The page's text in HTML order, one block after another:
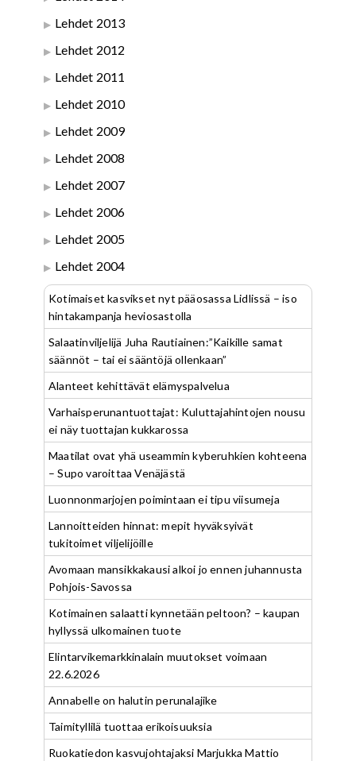
Lehdet 2013
Lehdet 2012
Lehdet 2011
Lehdet 2010
Lehdet 2009
Lehdet 2008
Lehdet 2007
Lehdet 2006
Lehdet 2005
Lehdet 2004
Kotimaiset kasvikset nyt pääosassa Lidlissä – iso
hintakampanja heviosastolla
Salaatinviljelijä Juha Rautiainen:”Kaikille samat
säännöt – tai ei sääntöjä ollenkaan”
Alanteet kehittävät elämyspalvelua
Varhaisperunantuottajat: Kuluttajahintojen nousu
ei näy tuottajan kukkarossa
Maatilat ovat yhä useammin kyberuhkien kohteena
– Supo varoittaa Venäjästä
Luonnonmarjojen poimintaan ei tipu viisumeja
Lannoitteiden hinnat: mepit hyväksyivät
tukitoimet viljelijöille
Avomaan mansikkakausi alkoi jo ennen juhannusta
Pohjois-Savossa
Kotimainen salaatti kynnetään peltoon? – kaupan
hyllyssä ulkomainen tuote
Elintarvikemarkkinalain muutokset voimaan
22.6.2026
Annabelle on halutin perunalajike
Taimityllilä tuottaa erikoisuuksia
Ruokatiedon kasvujohtajaksi Marjukka Mattio